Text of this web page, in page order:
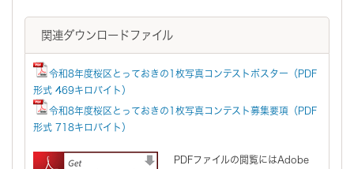
関連ダウンロードファイル
令和8年度桜区とっておきの1枚写真コンテストポスター（PDF
形式 469キロバイト）
令和8年度桜区とっておきの1枚写真コンテスト募集要項（PDF
形式 718キロバイト）
PDFファイルの閲覧にはAdobe